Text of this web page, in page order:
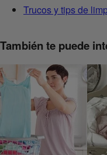
Trucos y tips de
También te puede